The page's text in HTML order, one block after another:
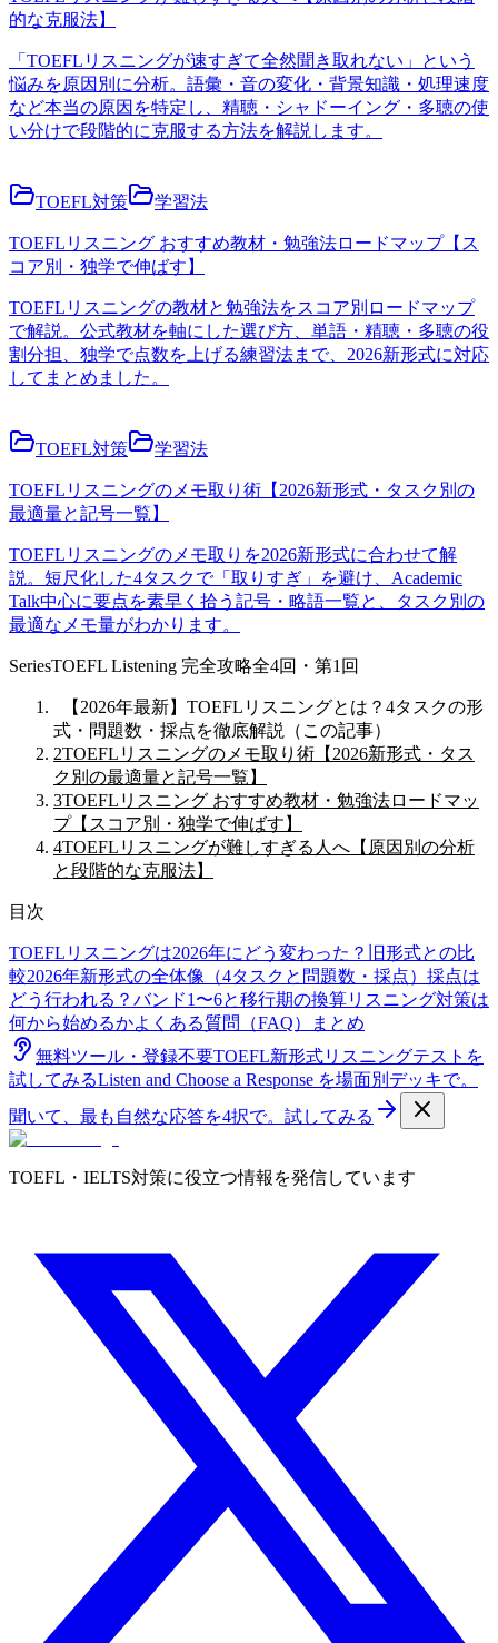
的な克服法】
「TOEFLリスニングが速すぎて全然聞き取れない」という
悩みを原因別に分析。語彙・音の変化・背景知識・処理速度
など本当の原因を特定し、精聴・シャドーイング・多聴の使
い分けで段階的に克服する方法を解説します。
TOEFL対策 学習法
TOEFLリスニング おすすめ教材・勉強法ロードマップ【ス
コア別・独学で伸ばす】
TOEFLリスニングの教材と勉強法をスコア別ロードマップ
で解説。公式教材を軸にした選び方、単語・精聴・多聴の役
割分担、独学で点数を上げる練習法まで、2026新形式に対応
してまとめました。
TOEFL対策 学習法
TOEFLリスニングのメモ取り術【2026新形式・タスク別の
最適量と記号一覧】
TOEFLリスニングのメモ取りを2026新形式に合わせて解
説。短尺化した4タスクで「取りすぎ」を避け、Academic
Talk中心に要点を素早く拾う記号・略語一覧と、タスク別の
最適なメモ量がわかります。
SeriesTOEFL Listening 完全攻略全4回 ・第1回
【2026年最新】TOEFLリスニングとは？4タスクの形
式・問題数・採点を徹底解説
（この記事）
2TOEFLリスニングのメモ取り術【2026新形式・タス
ク別の最適量と記号一覧】
3TOEFLリスニング おすすめ教材・勉強法ロードマッ
プ【スコア別・独学で伸ばす】
4TOEFLリスニングが難しすぎる人へ【原因別の分析
と段階的な克服法】
目次
TOEFLリスニングは2026年にどう変わった？旧形式との比
較2026年新形式の全体像（4タスクと問題数・採点） 採点は
どう行われる？バンド1〜6と移行期の換算リスニング対策は
何から始めるかよくある質問（FAQ）
まとめ
無料ツール・登録不要TOEFL新形式リスニングテストを
試してみるListen and Choose a Response を場面別デッキで。
聞いて、最も自然な応答を4択で。 試してみる
TOEFL・IELTS対策に役立つ情報を発信しています